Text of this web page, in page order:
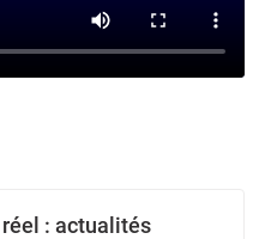
: actualités